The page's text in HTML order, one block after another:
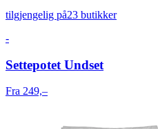
tilgjengelig på23 butikker
-
Settepotet Undset
Fra 249,–